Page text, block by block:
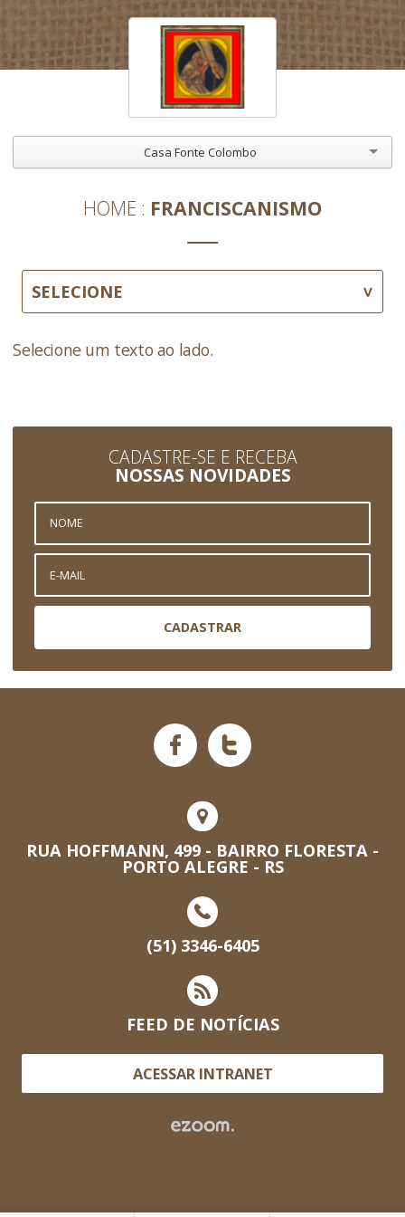
Casa Fonte Colombo
HOME FRANCISCANISMO
SELECIONE
Selecione um texto ao lado.
CADASTRE-SE E RECEBA
NOSSAS NOVIDADES
CADASTRAR
RUA HOFFMANN, 499 - BAIRRO FLORESTA -
PORTO ALEGRE - RS
(51) 3346-6405
FEED DE NOTÍCIAS
ACESSAR INTRANET